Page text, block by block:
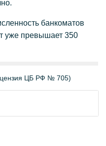
банкоматов
уже превышает 350
ЦБ РФ № 705)